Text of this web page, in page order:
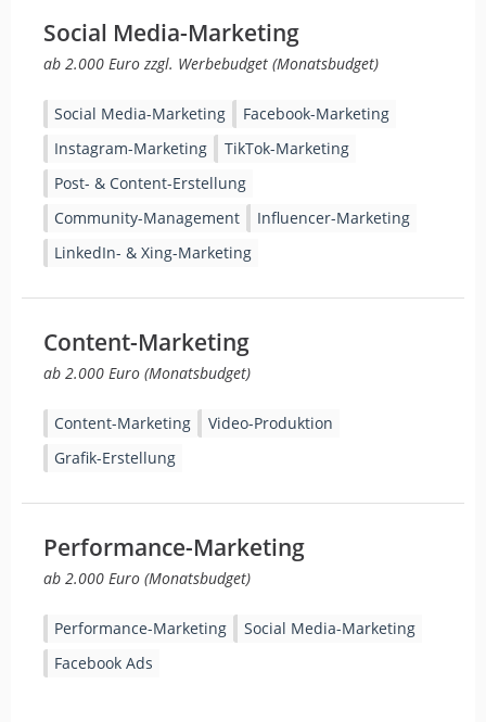
Social Media-Marketing
ab 2.000 Euro zzgl. Werbebudget (Monatsbudget)
Social Media-Marketing
Facebook-Marketing
Instagram-Marketing
TikTok-Marketing
Post- & Content-Erstellung
Community-Management
Influencer-Marketing
LinkedIn- & Xing-Marketing
Content-Marketing
ab 2.000 Euro (Monatsbudget)
Content-Marketing
Video-Produktion
Grafik-Erstellung
Performance-Marketing
ab 2.000 Euro (Monatsbudget)
Performance-Marketing
Social Media-Marketing
Facebook Ads